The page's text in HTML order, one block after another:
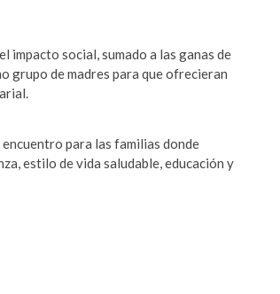
impacto social, sumado a las ganas de
grupo de madres para que ofrecieran
para las familias donde
estilo de vida saludable, educación y